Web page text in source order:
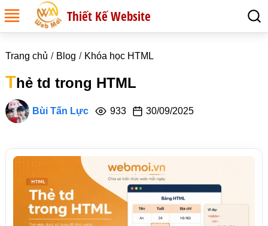
Thiết Kế Website
Trang chủ Blog Khóa học HTML
Thẻ td trong HTML
Bùi Tấn Lực 933 30/09/2025